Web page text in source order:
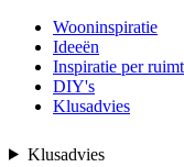
Wooninspiratie
Ideeën
Inspiratie per
DIY's
Klusadvies
Klusadvies